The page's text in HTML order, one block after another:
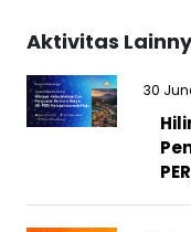
Aktivitas
30